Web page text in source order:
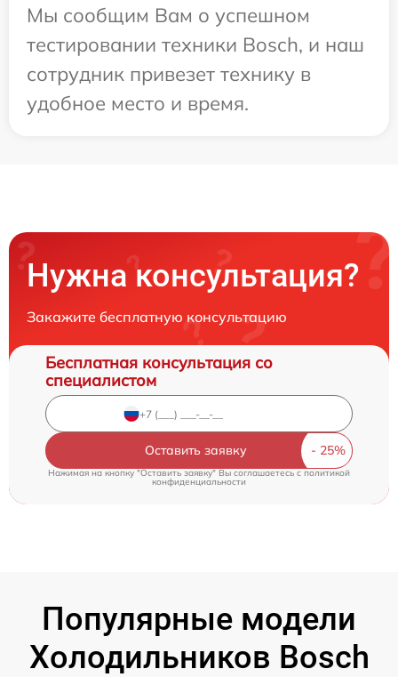
Мы сообщим Вам о успешном
тестировании техники Bosch, и наш
сотрудник привезет технику в
удобное место и время.
Нужна консультация?
Закажите бесплатную консультацию
Бесплатная консультация со
специалистом
Оставить заявку
Нажимая на кнопку "Оставить заявку" Вы соглашаетесь c политикой
конфиденциальности
Популярные модели
Холодильников Bosch